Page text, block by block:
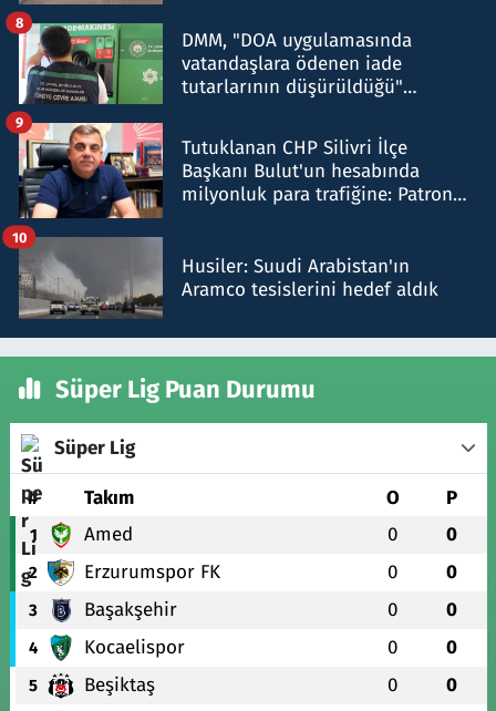
DMM, "DOA uygulamasında
vatandaşlara ödenen iade
tutarlarının düşürüldüğü"
8
Tutuklanan CHP Silivri İlçe
Başkanı Bulut'un hesabında
milyonluk para trafiğine: Patron
9
Husiler: Suudi Arabistan'ın
Aramco tesislerini hedef aldık
10
Süper Lig Puan Durumu
Süper Lig
# Takım O P
1 Amed 0 0
2 Erzurumspor FK 0 0
3 Başakşehir 0 0
4 Kocaelispor 0 0
5 Beşiktaş 0 0